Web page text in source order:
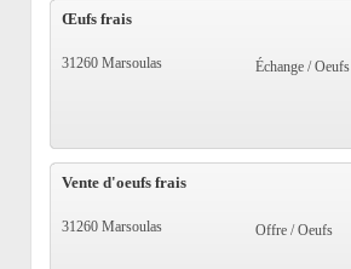
Œufs frais
31260 Marsoulas Échange / Oeufs
Vente d'oeufs frais
31260 Marsoulas Offre / Oeufs